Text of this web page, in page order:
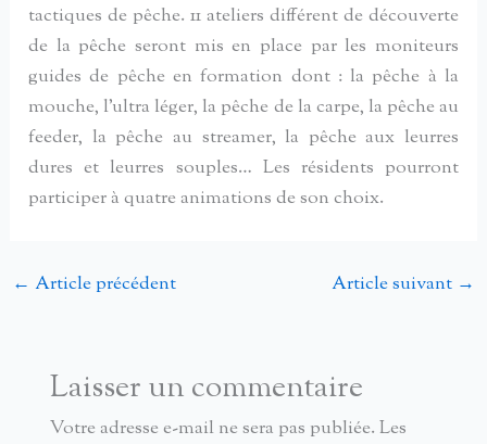
tactiques de pêche. 11 ateliers différent de découverte
de la pêche seront mis en place par les moniteurs
guides de pêche en formation dont : la pêche à la
mouche, l’ultra léger, la pêche de la carpe, la pêche au
feeder, la pêche au streamer, la pêche aux leurres
dures et leurres souples… Les résidents pourront
participer à quatre animations de son choix.
← Article précédent Article suivant →
Laisser un commentaire
Votre adresse e-mail ne sera pas publiée. Les